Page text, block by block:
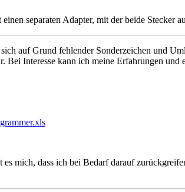
separaten Adapter, mit der beide Stecker
auf Grund fehlender Sonderzeichen und
Interesse kann ich meine Erfahrungen
mich, dass ich bei Bedarf darauf